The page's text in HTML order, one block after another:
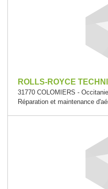
ROLLS-ROYCE
31770 COLOMIERS - Occitanie
Réparation et maintenance